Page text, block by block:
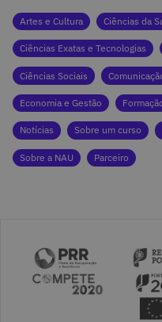
Artes e Cultura Ciências da
Ciências Exatas e Tecnologias
Ciências Sociais
Economia e Gestão
Notícias Sobre um curso
Sobre a NAU Parceiro